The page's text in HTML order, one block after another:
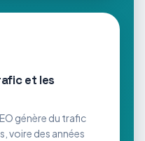
et les
génère du trafic
voire des années